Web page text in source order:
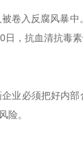
卷入反腐风暴
，抗血清抗毒
业必须把好内
险。